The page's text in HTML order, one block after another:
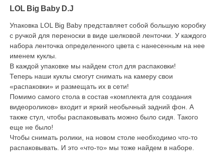
LOL Big Baby D.J
Упаковка LOL Big Baby представляет собой большую коробку
с ручкой для переноски в виде шелковой ленточки. У каждого
набора ленточка определенного цвета с нанесенным на нее
именем куклы.
В каждой упаковке мы найдем стол для распаковки!
Теперь наши куклы смогут снимать на камеру свои
«распаковки» и размещать их в сети!
Помимо самого стола в состав «комплекта для создания
видеороликов» входит и яркий необычный задний фон. А
также стул, чтобы распаковывать можно было сидя. Такого
еще не было!
Чтобы снимать ролики, на новом столе необходимо что-то
распаковывать. И это «что-то» мы тоже найдем в наборе.